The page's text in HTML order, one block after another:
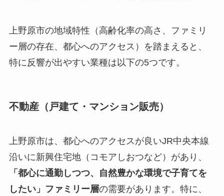
上野原市の地域特性（高齢化率の高さ、ファミリ
ー層の存在、都心へのアクセス）を踏まえると、
特に反響が出やすい業種は以下の5つです。
不動産（戸建て・マンション販売）
上野原市は、都心へのアクセスが良いJR中央本線
沿いに新興住宅地（コモアしおつなど）があり、
「都心に通勤しつつ、自然豊かな環境で子育てを
したい」ファミリー層の需要があります。特に、